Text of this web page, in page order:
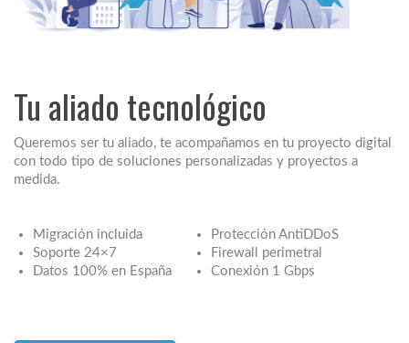
Tu aliado tecnológico
Queremos ser tu aliado, te acompañamos en tu proyecto digital
con todo tipo de soluciones personalizadas y proyectos a
medida.
Migración incluida
Soporte 24×7
Datos 100% en España
Protección AntiDDoS
Firewall perimetral
Conexión 1 Gbps